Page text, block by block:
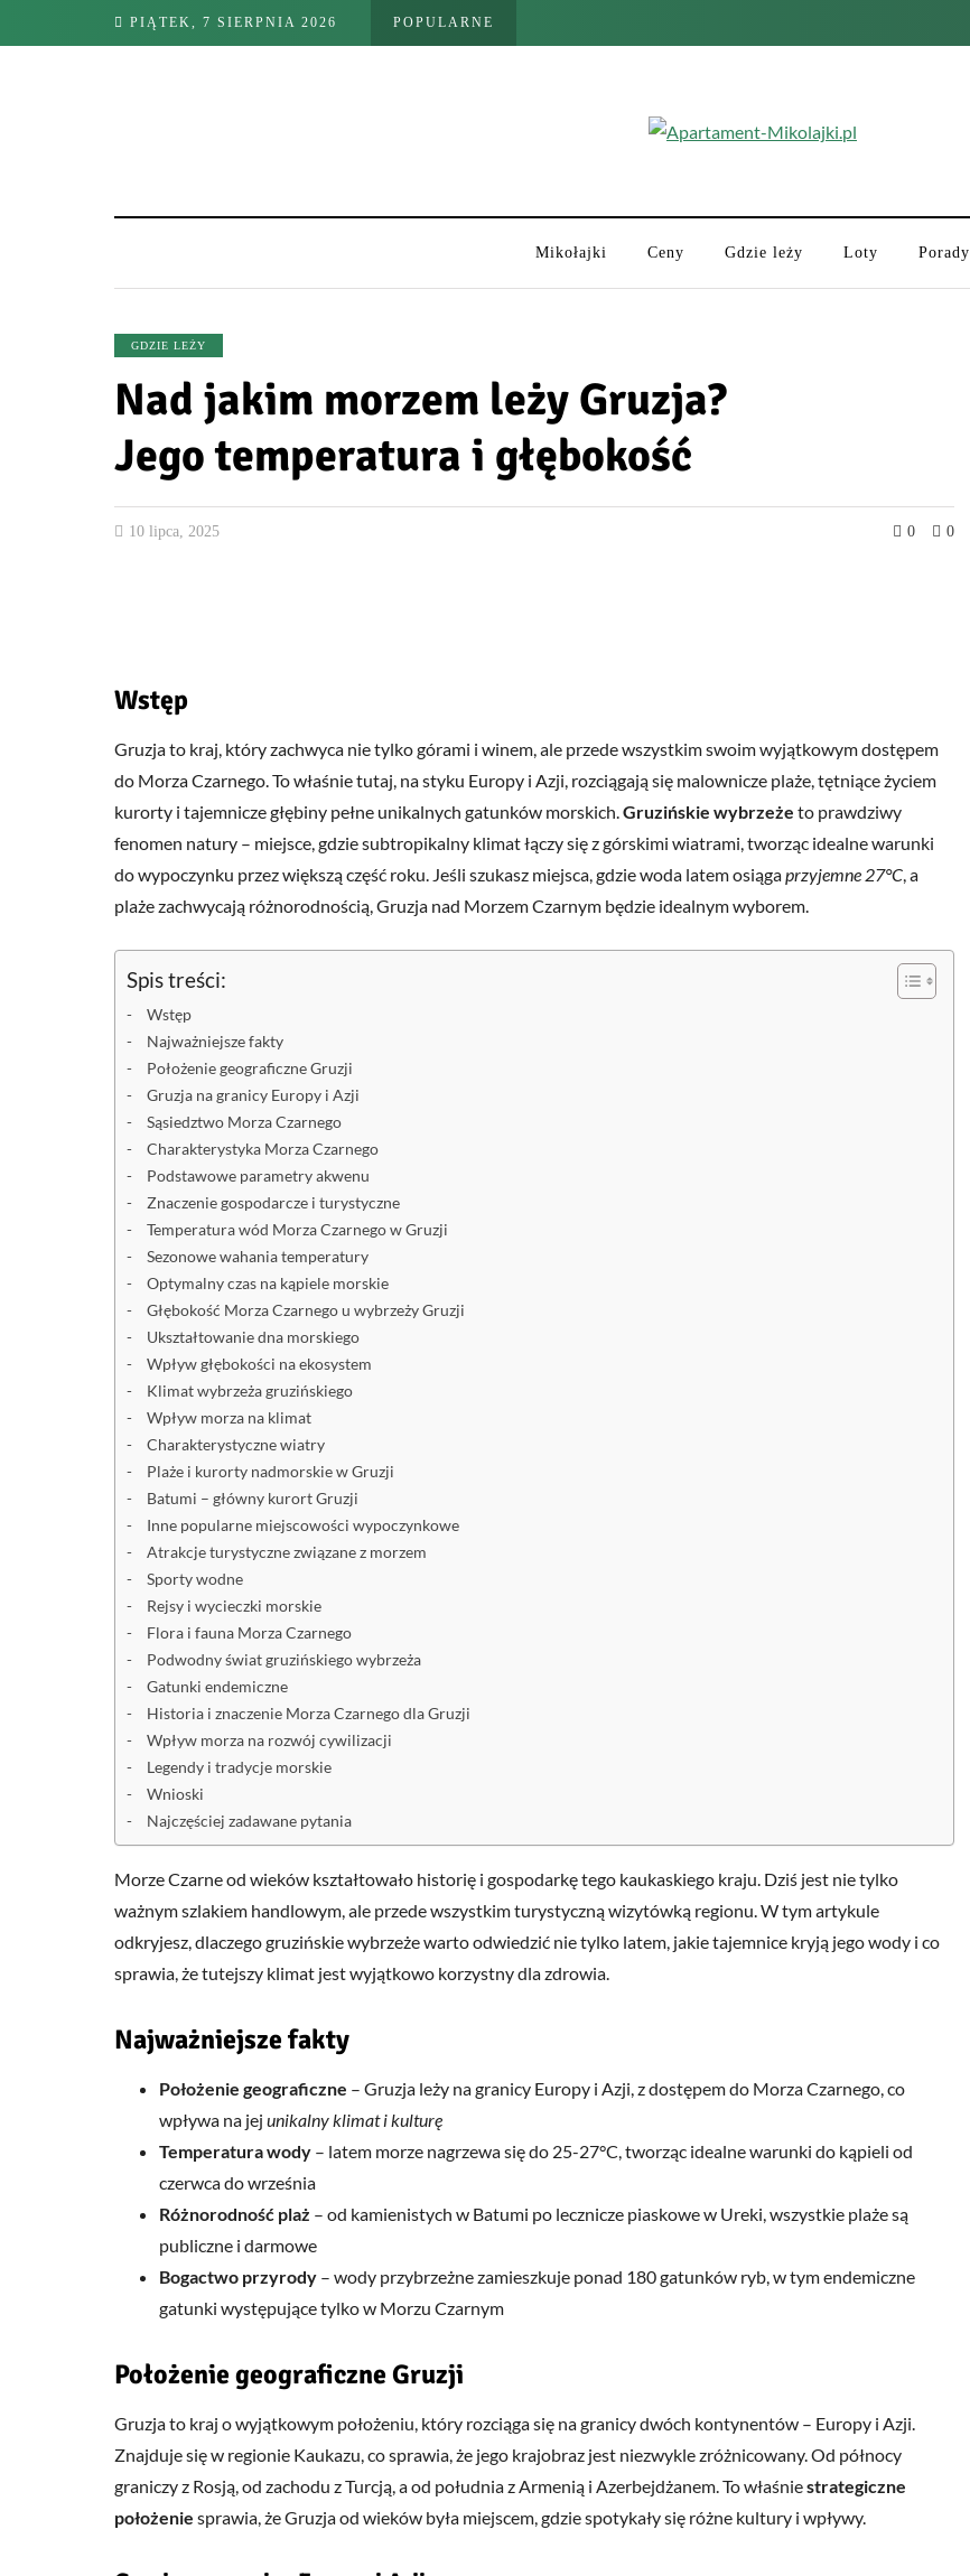
PIĄTEK, 7 SIERPNIA 2026 POPULARNE
Mikołajki Ceny Gdzie leży Loty Porady
GDZIE LEŻY
Nad jakim morzem leży Gruzja?
Jego temperatura i głębokość
10 lipca, 2025 0 0
Wstęp
Gruzja to kraj, który zachwyca nie tylko górami i winem, ale przede wszystkim swoim wyjątkowym dostępem
do Morza Czarnego. To właśnie tutaj, na styku Europy i Azji, rozciągają się malownicze plaże, tętniące życiem
kurorty i tajemnicze głębiny pełne unikalnych gatunków morskich.Gruzińskie wybrzeże to prawdziwy
fenomen natury – miejsce, gdzie subtropikalny klimat łączy się z górskimi wiatrami, tworząc idealne warunki
do wypoczynku przez większą część roku. Jeśli szukasz miejsca, gdzie woda latem osiągaprzyjemne 27°C, a
plaże zachwycają różnorodnością, Gruzja nad Morzem Czarnym będzie idealnym wyborem.
Spis treści:
Wstęp
Najważniejsze fakty
Położenie geograficzne Gruzji
Gruzja na granicy Europy i Azji
Sąsiedztwo Morza Czarnego
Charakterystyka Morza Czarnego
Podstawowe parametry akwenu
Znaczenie gospodarcze i turystyczne
Temperatura wód Morza Czarnego w Gruzji
Sezonowe wahania temperatury
Optymalny czas na kąpiele morskie
Głębokość Morza Czarnego u wybrzeży Gruzji
Ukształtowanie dna morskiego
Wpływ głębokości na ekosystem
Klimat wybrzeża gruzińskiego
Wpływ morza na klimat
Charakterystyczne wiatry
Plaże i kurorty nadmorskie w Gruzji
Batumi – główny kurort Gruzji
Inne popularne miejscowości wypoczynkowe
Atrakcje turystyczne związane z morzem
Sporty wodne
Rejsy i wycieczki morskie
Flora i fauna Morza Czarnego
Podwodny świat gruzińskiego wybrzeża
Gatunki endemiczne
Historia i znaczenie Morza Czarnego dla Gruzji
Wpływ morza na rozwój cywilizacji
Legendy i tradycje morskie
Wnioski
Najczęściej zadawane pytania
Morze Czarne od wieków kształtowało historię i gospodarkę tego kaukaskiego kraju. Dziś jest nie tylko
ważnym szlakiem handlowym, ale przede wszystkim turystyczną wizytówką regionu. W tym artykule
odkryjesz, dlaczego gruzińskie wybrzeże warto odwiedzić nie tylko latem, jakie tajemnice kryją jego wody i co
sprawia, że tutejszy klimat jest wyjątkowo korzystny dla zdrowia.
Najważniejsze fakty
Położenie geograficzne – Gruzja leży na granicy Europy i Azji, z dostępem do Morza Czarnego, co
wpływa na jej unikalny klimat i kulturę
Temperatura wody – latem morze nagrzewa się do 25-27°C, tworząc idealne warunki do kąpieli od
czerwca do września
Różnorodność plaż – od kamienistych w Batumi po lecznicze piaskowe w Ureki, wszystkie plaże są
publiczne i darmowe
Bogactwo przyrody – wody przybrzeżne zamieszkuje ponad 180 gatunków ryb, w tym endemiczne
gatunki występujące tylko w Morzu Czarnym
Położenie geograficzne Gruzji
Gruzja to kraj o wyjątkowym położeniu, który rozciąga się na granicy dwóch kontynentów – Europy i Azji.
Znajduje się w regionie Kaukazu, co sprawia, że jego krajobraz jest niezwykle zróżnicowany. Od północy
graniczy z Rosją, od zachodu z Turcją, a od południa z Armenią i Azerbejdżanem. To właśniestrategiczne
położenie sprawia, że Gruzja od wieków była miejscem, gdzie spotykały się różne kultury i wpływy.